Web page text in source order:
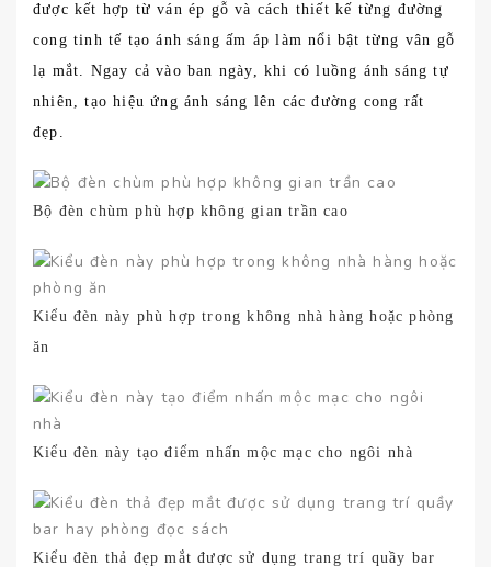
được kết hợp từ ván ép gỗ và cách thiết kế từng đường
cong tinh tế tạo ánh sáng ấm áp làm nổi bật từng vân gỗ
lạ mắt. Ngay cả vào ban ngày, khi có luồng ánh sáng tự
nhiên, tạo hiệu ứng ánh sáng lên các đường cong rất
đẹp.
Bộ đèn chùm phù hợp không gian trần cao
Kiểu đèn này phù hợp trong không nhà hàng hoặc phòng
ăn
Kiểu đèn này tạo điểm nhấn mộc mạc cho ngôi nhà
Kiểu đèn thả đẹp mắt được sử dụng trang trí quầy bar